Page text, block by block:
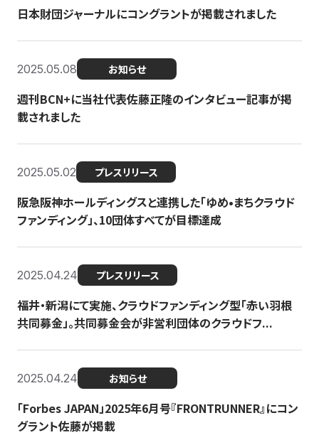
日本財団ジャーナルにコングラントが掲載されました
2025.05.08 お知らせ
週刊BCN+に当社代表佐藤正隆のインタビュー記事が掲
載されました
2025.05.02 プレスリリース
阪急阪神ホールディングスと連携した「ゆめ•まちクラウド
ファンディング」、10団体すべてが目標達成
2025.04.24 プレスリリース
福井・新潟にて実施、クラウドファンディング型「赤い羽根
共同募金」。共同募金会が非営利団体のクラウドフ...
2025.04.24 お知らせ
「Forbes JAPAN」2025年6月号『FRONTRUNNER』にコン
グラント佐藤が掲載